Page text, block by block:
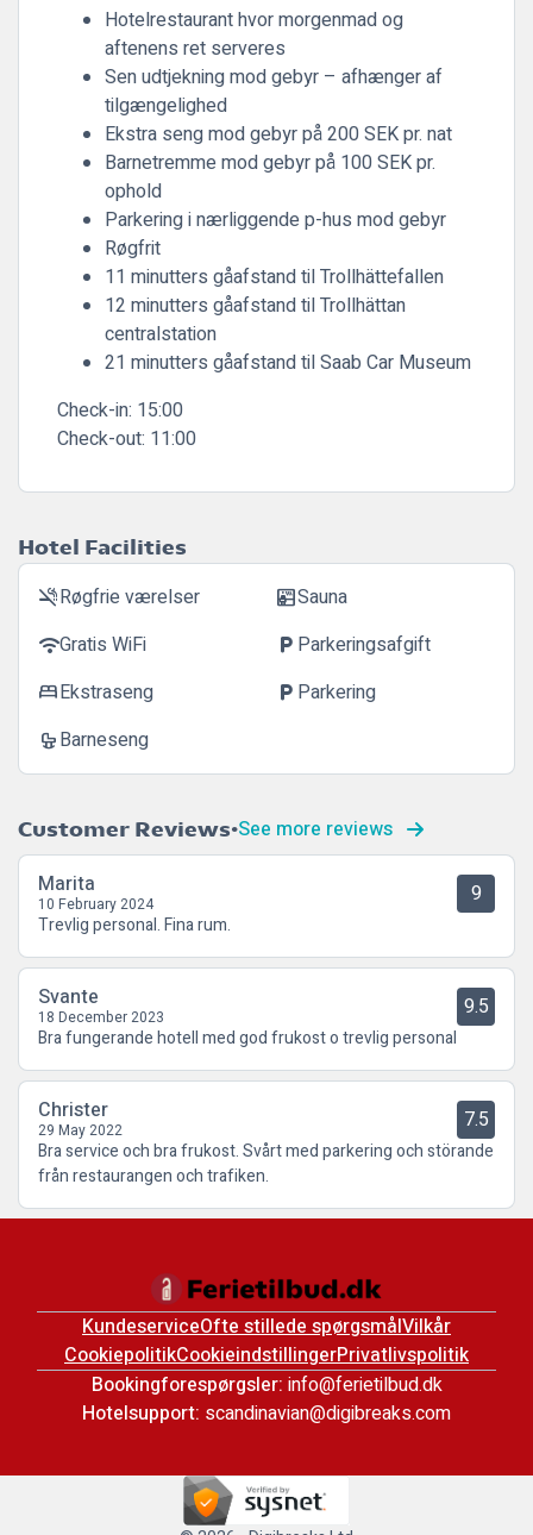
Hotelrestaurant hvor morgenmad og
aftenens ret serveres
Sen udtjekning mod gebyr – afhænger af
tilgængelighed
Ekstra seng mod gebyr på 200 SEK pr. nat
Barnetremme mod gebyr på 100 SEK pr.
ophold
Parkering i nærliggende p-hus mod gebyr
Røgfrit
11 minutters gåafstand til Trollhättefallen
12 minutters gåafstand til Trollhättan
centralstation
21 minutters gåafstand til Saab Car Museum
Check-in: 15:00
Check-out: 11:00
Hotel Facilities
smoke_freeRøgfrie værelser saunaSauna
wifiGratis WiFi local_parking Parkeringsafgift
bedEkstraseng local_parking Parkering
cribBarneseng
Customer Reviews See more reviews
Marita
10 February 2024 9
Trevlig personal. Fina rum.
Svante
18 December 2023 9.5
Bra fungerande hotell med god frukost o trevlig personal
Christer
29 May 2022 7.5
Bra service och bra frukost. Svårt med parkering och störande
från restaurangen och trafiken.
KundeserviceOfte stillede spørgsmålVilkår
CookiepolitikCookieindstillingerPrivatlivspolitik
Bookingforespørgsler: info@ferietilbud.dk
Hotelsupport: scandinavian@digibreaks.com